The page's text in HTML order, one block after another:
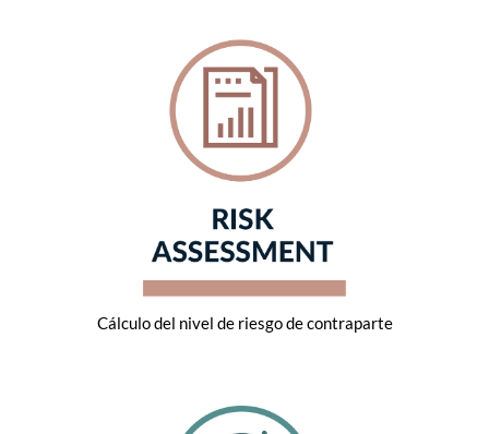
Cálculo del nivel de riesgo de contraparte